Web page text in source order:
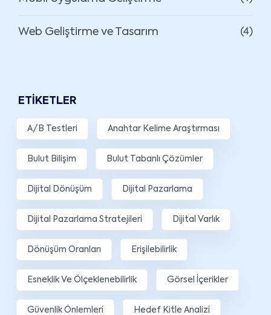
Web Geliştirme ve Tasarım (4)
ETIKETLER
A/B Testleri Anahtar Kelime Araştırması
Bulut Bilişim Bulut Tabanlı Çözümler
Dijital Dönüşüm Dijital Pazarlama
Dijital Pazarlama Stratejileri Dijital Varlık
Dönüşüm Oranları Erişilebilirlik
Esneklik Ve Ölçeklenebilirlik Görsel İçerikler
Güvenlik Önlemleri Hedef Kitle Analizi